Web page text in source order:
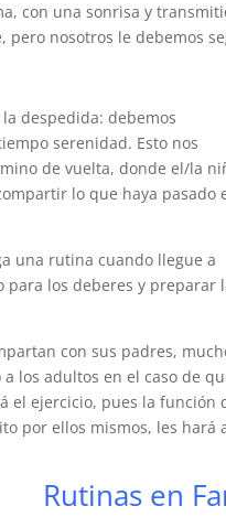
con una sonrisa y
pero nosotros le debemos
despedida: debemos
serenidad. Esto nos
de vuelta, donde el/la
lo que haya pasado
una rutina cuando llegue a
para los deberes y preparar
con sus padres,
los adultos en el caso de
el ejercicio, pues la
por ellos mismos, les
Rutinas en